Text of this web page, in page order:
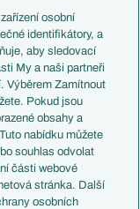
osobní
identifikátory, a
aby sledovací
My a naši partneři
Výběrem Zamítnout
Pokud jsou
obsahy a
nabídku můžete
souhlas odvolat
části webové
stránka. Další
osobních